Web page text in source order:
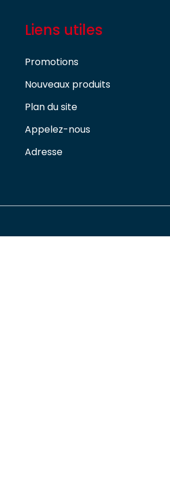
Liens utiles
Promotions
Nouveaux produits
Plan du site
Appelez-nous
Adresse